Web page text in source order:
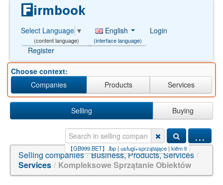
Select Language ▼
(content language)
English
(interface language)
Login
Register
Choose context:
Companies
Products Services
Selling Buying
...
| slot+online+gacor【GB999.BET】.lbp |usługi+sprzątające|kiếm tiền free online【
Selling companies / Business, Products, Services /
Services / Kompleksowe Sprzątanie Obiektów